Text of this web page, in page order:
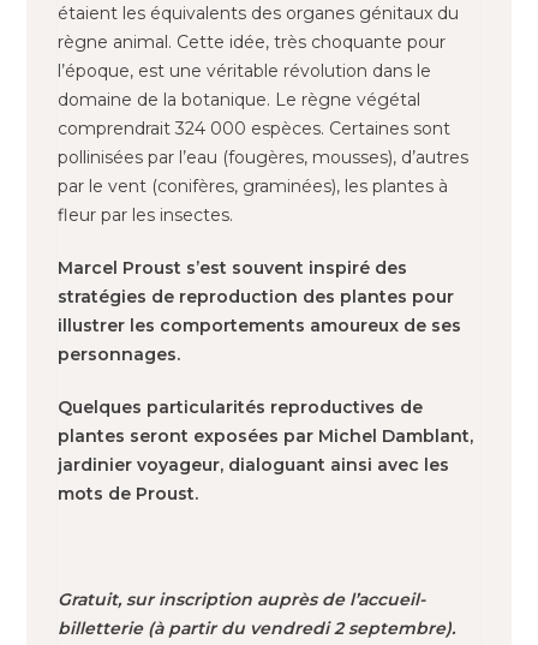
étaient les équivalents des organes génitaux du
règne animal. Cette idée, très choquante pour
l’époque, est une véritable révolution dans le
domaine de la botanique. Le règne végétal
comprendrait 324 000 espèces. Certaines sont
pollinisées par l’eau (fougères, mousses), d’autres
par le vent (conifères, graminées), les plantes à
fleur par les insectes.
Marcel Proust s’est souvent inspiré des
stratégies de reproduction des plantes pour
illustrer les comportements amoureux de ses
personnages.
Quelques particularités reproductives de
plantes seront exposées par Michel Damblant,
jardinier voyageur, dialoguant ainsi avec les
mots de Proust.
Gratuit, sur inscription auprès de l’accueil-
billetterie (à partir du vendredi 2 septembre).